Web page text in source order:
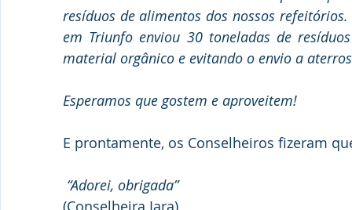
resíduos de alimentos dos nossos refeitórios.
em Triunfo enviou 30 toneladas de
material orgânico e evitando o envio a
Esperamos que gostem e aproveitem!
E prontamente, os Conselheiros fizeram
“Adorei, obrigada”
(Conselheira Iara)